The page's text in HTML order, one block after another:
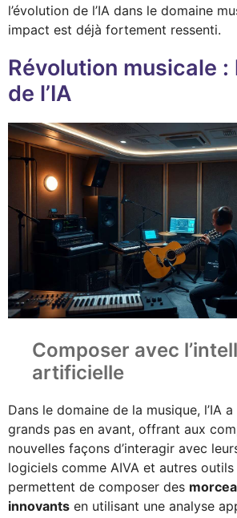
l’évolution de l’IA dans le domaine
impact est déjà fortement ressenti.
Révolution musicale :
de l’IA
Composer avec
artificielle
Dans le domaine de la musique, l’IA
grands pas en avant, offrant aux
nouvelles façons d’interagir avec
logiciels comme AIVA et autres
permettent de composer des
innovants en utilisant une analyse